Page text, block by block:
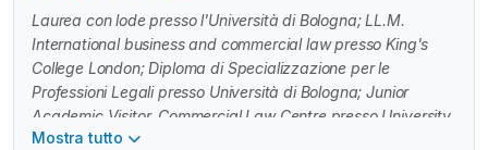
Laurea con lode presso l'Università di Bologna; LL.M.
International business and commercial law presso King's
College London; Diploma di Specializzazione per le
Professioni Legali presso Università di Bologna; Junior
Academic Visitor, Commercial Law Centre presso University
of Oxford; abilitazione all'esercizio della professione
Mostra tutto